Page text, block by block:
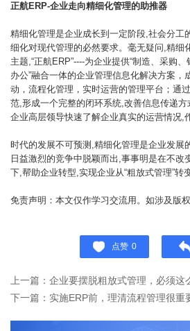
正航ERP-企业走向精细化管理的助推器
精细化管理是企业成长到一定阶段,社会分工
细化对现代管理的必然要求。毫无疑问,精细
主题,“正航ERP”----为企业提供“制造、采购
办公”融合一体的企业管理信息化解决方案，
动，流程化管理，实时运营的管理平台；通
范,形成一个完整的闭环系统,改善信息传递
企业高层领导快速了解企业真实的运营情况,
时代的发展不可预测,精细化管理是企业发展
日益激烈的竞争中脱颖而出,事事明是在不改
下,帮助企业转型,实现企业从“粗放式管理”转
免责声明：本文仅作学习交流用。如涉及版权
点赞 0
上一篇：企业要摆脱粗放式管理，必须这
下一篇：实施ERP前，理清流程管理很重